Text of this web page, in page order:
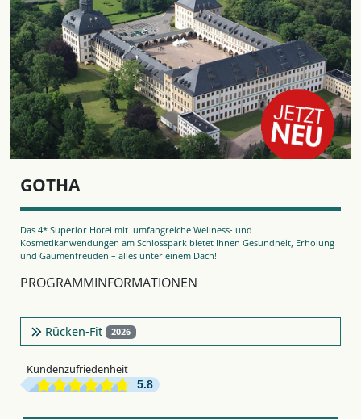
GOTHA
Das 4* Superior Hotel mit umfangreiche Wellness- und
Kosmetikanwendungen am Schlosspark bietet Ihnen Gesundheit, Erholung
und Gaumenfreuden – alles unter einem Dach!
PROGRAMMINFORMATIONEN
Rücken-Fit 2026
Kundenzufriedenheit
5.8